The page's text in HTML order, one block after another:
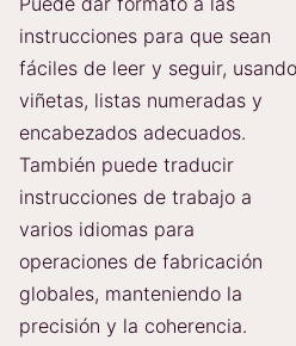
instrucciones para que sean
fáciles de leer y seguir, usando
viñetas, listas numeradas y
encabezados adecuados.
También puede traducir
instrucciones de trabajo a
varios idiomas para
operaciones de fabricación
globales, manteniendo la
precisión y la coherencia.